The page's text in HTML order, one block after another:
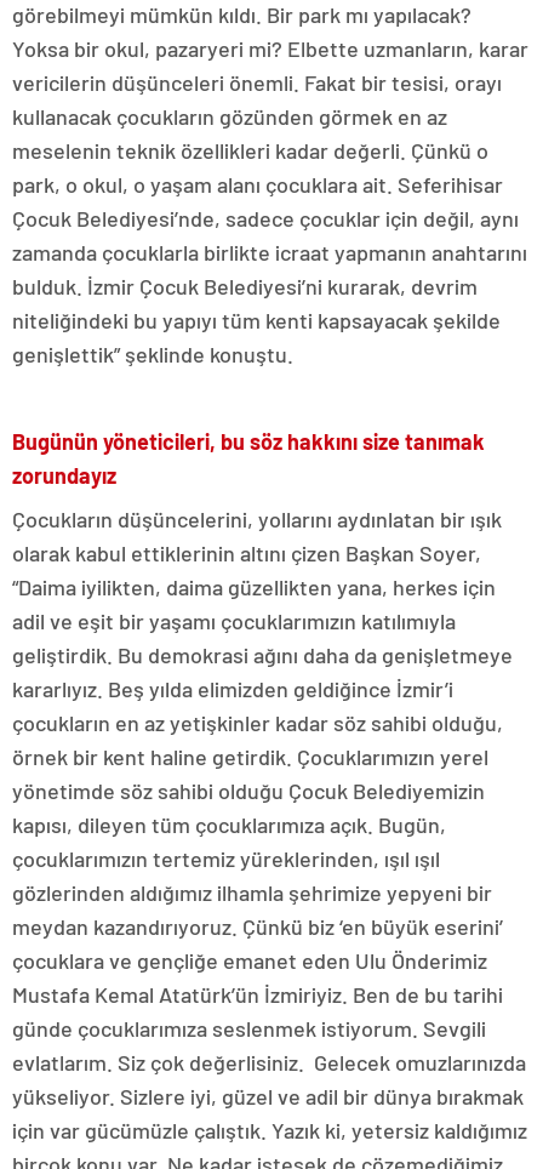
görebilmeyi mümkün kıldı. Bir park mı yapılacak?
Yoksa bir okul, pazaryeri mi? Elbette uzmanların, karar
vericilerin düşünceleri önemli. Fakat bir tesisi, orayı
kullanacak çocukların gözünden görmek en az
meselenin teknik özellikleri kadar değerli. Çünkü o
park, o okul, o yaşam alanı çocuklara ait. Seferihisar
Çocuk Belediyesi’nde, sadece çocuklar için değil, aynı
zamanda çocuklarla birlikte icraat yapmanın anahtarını
bulduk. İzmir Çocuk Belediyesi’ni kurarak, devrim
niteliğindeki bu yapıyı tüm kenti kapsayacak şekilde
genişlettik” şeklinde konuştu.
Bugünün yöneticileri, bu söz hakkını size tanımak
zorundayız
Çocukların düşüncelerini, yollarını aydınlatan bir ışık
olarak kabul ettiklerinin altını çizen Başkan Soyer,
“Daima iyilikten, daima güzellikten yana, herkes için
adil ve eşit bir yaşamı çocuklarımızın katılımıyla
geliştirdik. Bu demokrasi ağını daha da genişletmeye
kararlıyız. Beş yılda elimizden geldiğince İzmir’i
çocukların en az yetişkinler kadar söz sahibi olduğu,
örnek bir kent haline getirdik. Çocuklarımızın yerel
yönetimde söz sahibi olduğu Çocuk Belediyemizin
kapısı, dileyen tüm çocuklarımıza açık. Bugün,
çocuklarımızın tertemiz yüreklerinden, ışıl ışıl
gözlerinden aldığımız ilhamla şehrimize yepyeni bir
meydan kazandırıyoruz. Çünkü biz ‘en büyük eserini’
çocuklara ve gençliğe emanet eden Ulu Önderimiz
Mustafa Kemal Atatürk’ün İzmiriyiz. Ben de bu tarihi
günde çocuklarımıza seslenmek istiyorum. Sevgili
evlatlarım. Siz çok değerlisiniz. Gelecek omuzlarınızda
yükseliyor. Sizlere iyi, güzel ve adil bir dünya bırakmak
için var gücümüzle çalıştık. Yazık ki, yetersiz kaldığımız